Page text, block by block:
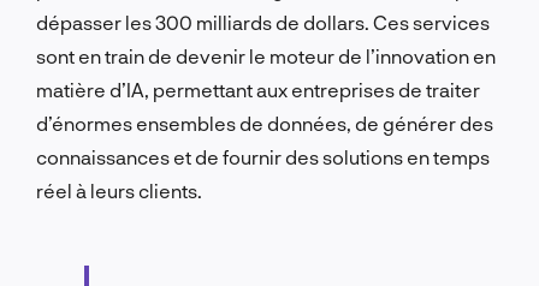
dépasser les 300 milliards de dollars. Ces services
sont en train de devenir le moteur de l’innovation en
matière d’IA, permettant aux entreprises de traiter
d’énormes ensembles de données, de générer des
connaissances et de fournir des solutions en temps
réel à leurs clients.